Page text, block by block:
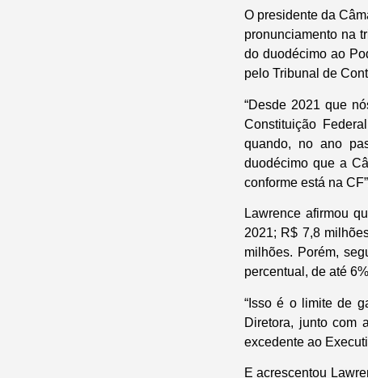
O presidente da
pronunciamento na
do duodécimo ao
pelo Tribunal de
“Desde 2021 que
Constituição
quando, no ano
duodécimo que a
conforme está na
Lawrence afirmou
2021; R$ 7,8
milhões. Porém,
percentual, de até
“Isso é o limite de
Diretora, junto com
excedente ao
E acrescentou